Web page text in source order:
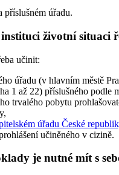
příslušném úřadu.
životní situaci
učinit:
úřadu (v hlavním městě
1 až 22) příslušného podle
trvalého pobytu
úřadu České
učiněného v cizině.
je nutné mít s